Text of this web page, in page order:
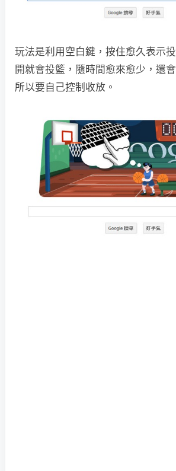
玩法是利用空白鍵，按住愈久表示
開就會投籃，隨時間愈來愈少，還
所以要自己控制收放。